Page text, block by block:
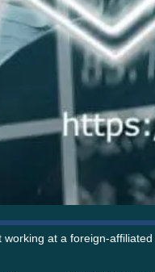
working at a foreign-